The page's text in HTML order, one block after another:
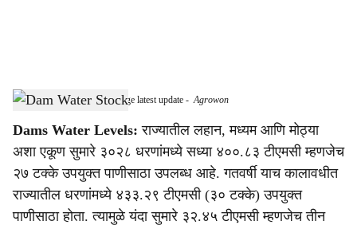
a
r
e
Maharashtra dams water storage latest update -Agrowon
Dams Water Levels: राज्यातील लहान, मध्यम आणि मोठ्या
अशा एकूण सुमारे ३०२८ धरणांमध्ये सध्या ४००.८३ टीएमसी म्हणजेच
२७ टक्के उपयुक्त पाणीसाठा उपलब्ध आहे. गतवर्षी याच कालावधीत
राज्यातील धरणांमध्ये ४३३.२९ टीएमसी (३० टक्के) उपयुक्त
पाणीसाठा होता. त्यामुळे यंदा सुमारे ३२.४५ टीएमसी म्हणजेच तीन